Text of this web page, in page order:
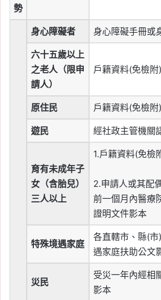
勢
身心障礙者 身心障礙手冊或
六十五歲以上
之老人（限申
請人）
戶籍資料(免檢附)
原住民 戶籍資料(免檢附)
遊民 經社政主管機關
育有未成年子
女（含胎兒）
三人以上
1.戶籍資料(免檢
2.申請人或其配
前一個月內醫療
證明文件影本
特殊境遇家庭
各直轄市、縣(
遇家庭扶助公文
災民
受災一年內經相
影本